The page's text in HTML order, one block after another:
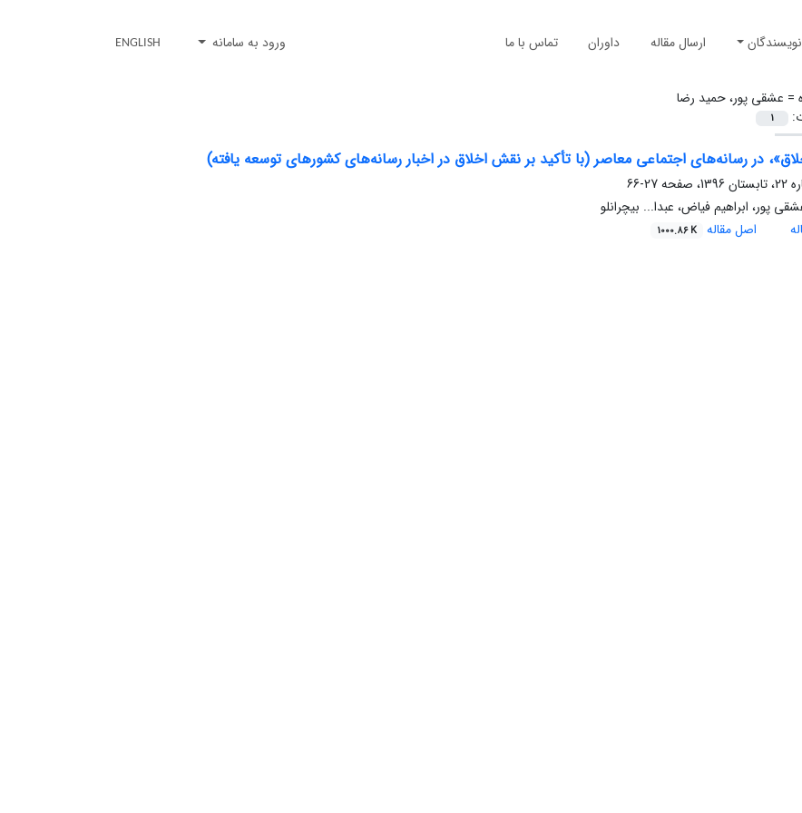
ارسال مقاله داوران تماس با ما ورود به سامانه ENGLISH
= عشقی پور، حمید رضا
1
در رسانه‌های اجتماعی معاصر (با تأکید بر نقش اخلاق در اخبار رسانه‌های کشورهای توسعه یافته)
27-66
پور، ابراهیم فیاض، عبدا... بیچرانلو
اصل مقاله 1000.86 K